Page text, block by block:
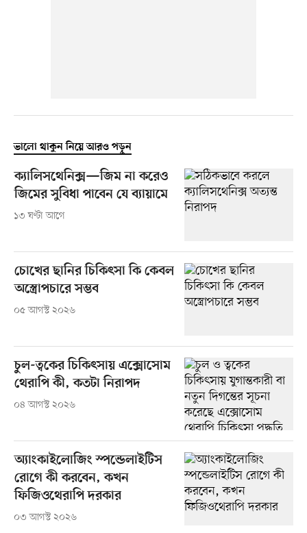
ভালো থাকুন নিয়ে আরও পড়ুন
ক্যালিসথেনিক্স—জিম না করেও
জিমের সুবিধা পাবেন যে ব্যায়ামে
১৩ ঘণ্টা আগে
চোখের ছানির চিকিৎসা কি কেবল
অস্ত্রোপচারে সম্ভব
০৫ আগস্ট ২০২৬
চুল-ত্বকের চিকিৎসায় এক্সোসোম
থেরাপি কী, কতটা নিরাপদ
০৪ আগস্ট ২০২৬
অ্যাংকাইলোজিং স্পন্ডেলাইটিস
রোগে কী করবেন, কখন
ফিজিওথেরাপি দরকার
০৩ আগস্ট ২০২৬